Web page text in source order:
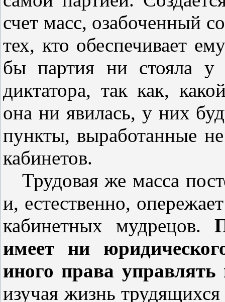
счет масс, озабоченный
тех, кто обеспечивает
бы партия ни стояла у
диктатора, так как,
она ни явилась, у них
пункты, выработанные
кабинетов.
Трудовая же масса
и, естественно,
кабинетных мудрецов.
имеет ни
иного права управлять
изучая жизнь